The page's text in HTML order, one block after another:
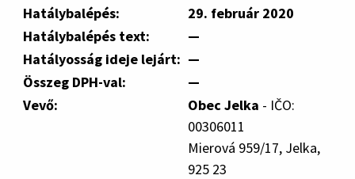
Hatálybalépés:
29. február 2020
Hatálybalépés text:
—
Hatályosság ideje lejárt: —
Összeg DPH-val:
—
Vevő:
Obec Jelka - IČO:
00306011
Mierová 959/17, Jelka,
925 23